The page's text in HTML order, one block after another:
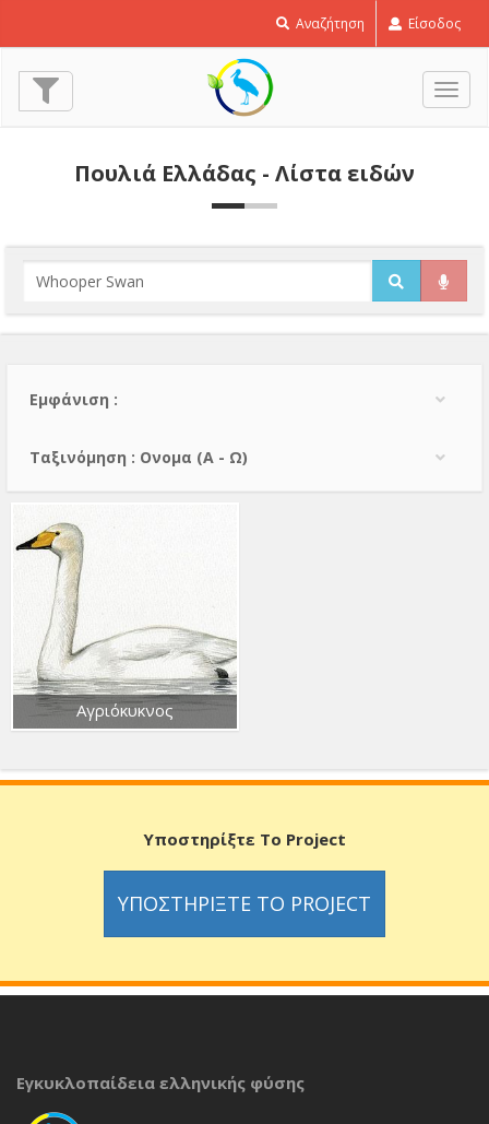
Αναζήτηση Είσοδος
Πουλιά Ελλάδας - Λίστα ειδών
Εμφάνιση :
Тαξινόμηση : Ονομα (A - Ω)
Αγριόκυκνος
Υποστηρίξτε Το Project
ΥΠΟΣΤΗΡΊΞΤΕ ΤΟ PROJECT
Εγκυκλοπαίδεια ελληνικής φύσης